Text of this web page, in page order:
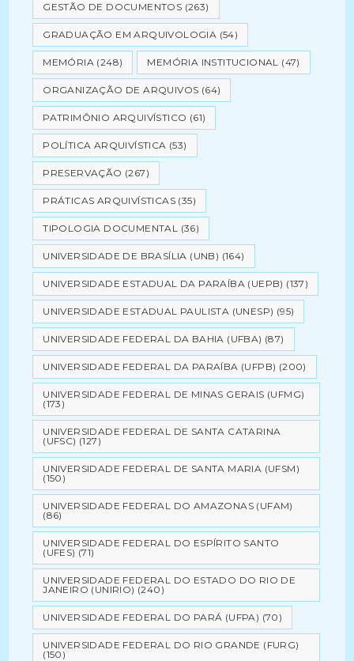
GESTÃO DE DOCUMENTOS (263)
GRADUAÇÃO EM ARQUIVOLOGIA (54)
MEMÓRIA (248) MEMÓRIA INSTITUCIONAL (47)
ORGANIZAÇÃO DE ARQUIVOS (64)
PATRIMÔNIO ARQUIVÍSTICO (61)
POLÍTICA ARQUIVÍSTICA (53)
PRESERVAÇÃO (267)
PRÁTICAS ARQUIVÍSTICAS (35)
TIPOLOGIA DOCUMENTAL (36)
UNIVERSIDADE DE BRASÍLIA (UNB) (164)
UNIVERSIDADE ESTADUAL DA PARAÍBA (UEPB) (137)
UNIVERSIDADE ESTADUAL PAULISTA (UNESP) (95)
UNIVERSIDADE FEDERAL DA BAHIA (UFBA) (87)
UNIVERSIDADE FEDERAL DA PARAÍBA (UFPB) (200)
UNIVERSIDADE FEDERAL DE MINAS GERAIS (UFMG)
(173)
UNIVERSIDADE FEDERAL DE SANTA CATARINA
(UFSC) (127)
UNIVERSIDADE FEDERAL DE SANTA MARIA (UFSM)
(150)
UNIVERSIDADE FEDERAL DO AMAZONAS (UFAM)
(86)
UNIVERSIDADE FEDERAL DO ESPÍRITO SANTO
(UFES) (71)
UNIVERSIDADE FEDERAL DO ESTADO DO RIO DE
JANEIRO (UNIRIO) (240)
UNIVERSIDADE FEDERAL DO PARÁ (UFPA) (70)
UNIVERSIDADE FEDERAL DO RIO GRANDE (FURG)
(150)